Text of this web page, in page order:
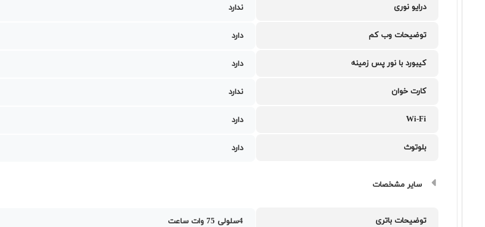
درایو نوری ندارد
توضیحات وب کم دارد
کیبورد با نور پس زمینه دارد
کارت خوان ندارد
Wi-Fi دارد
بلوتوث دارد
سایر مشخصات
توضیحات باتری 4سلولی 75 وات ساعت